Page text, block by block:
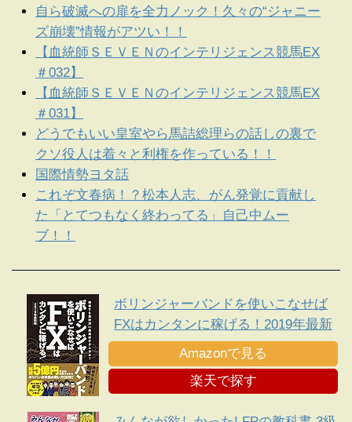
自ら破滅への扉を全力ノック！久々の“ジャニー
ズ崩壊”情報がアツい！！
【血統師ＳＥＶＥＮのインテリジェンス競馬EX
＃032】
【血統師ＳＥＶＥＮのインテリジェンス競馬EX
＃031】
どうでもいい皇室やら馬詰総理らの話しの裏で
クソ役人は着々と利権を作っている！！
国際情勢ヨタ話
これぞ文春病！？松本人志、がん発覚に貢献し
た「とてつもなく終わってる」自己中ムー
ブ！！
ボリンジャーバンドを使いこなせば
FXはカンタンに稼げる！2019年最新
版
Amazonで見る
楽天で探す